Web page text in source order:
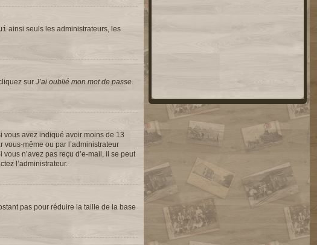
ainsi seuls les administrateurs, les
sur J’ai oublié mon mot de passe
vous avez indiqué avoir moins de 13
même ou par l’administrateur
n’avez pas reçu d’e-mail, il se peut
l’administrateur.
pas pour réduire la taille de la base